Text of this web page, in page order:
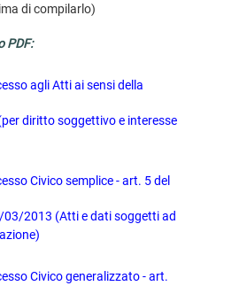
di compilarlo)
PDF:
agli Atti ai sensi della
diritto soggettivo e interesse
Civico semplice - art. 5 del
03/2013 (Atti e dati soggetti ad
Civico generalizzato - art.